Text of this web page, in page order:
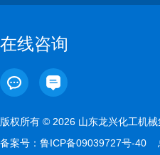
在线咨询
版权所有 © 2026 山东龙兴化工机
备案号： 鲁ICP备09039727号-40